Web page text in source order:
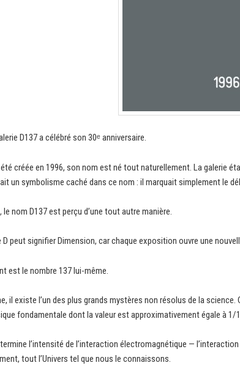
D137 a célébré son 30ᵉ anniversaire.
créée en 1996, son nom est né tout naturellement. La galerie
un symbolisme caché dans ce nom : il marquait simplement le
le nom D137 est perçu d’une tout autre manière.
D peut signifier Dimension, car chaque exposition ouvre une
est le nombre 137 lui-même.
il existe l’un des plus grands mystères non résolus de la
fondamentale dont la valeur est approximativement égale à 1/
l’intensité de l’interaction électromagnétique —
tout l’Univers tel que nous le connaissons.